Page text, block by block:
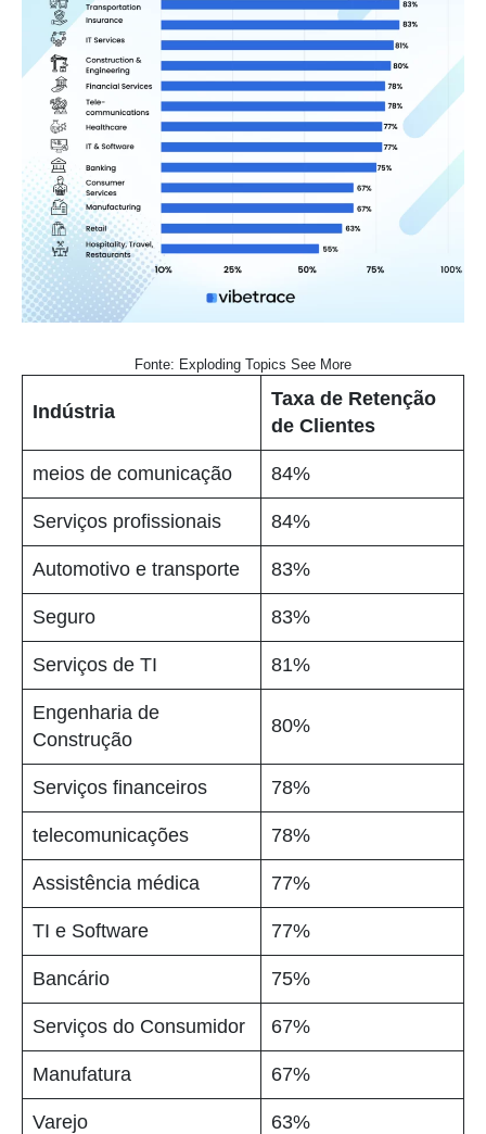
Fonte: Exploding Topics See More
Indústria
Taxa de Retenção
de Clientes
meios de comunicação 84%
Serviços profissionais 84%
Automotivo e transporte 83%
Seguro 83%
Serviços de TI 81%
Engenharia de
Construção
80%
Serviços financeiros 78%
telecomunicações 78%
Assistência médica 77%
TI e Software 77%
Bancário 75%
Serviços do Consumidor 67%
Manufatura 67%
Varejo 63%